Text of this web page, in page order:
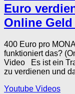
Euro
Online
400 Euro pro
funktioniert das?
Video Es ist ein
zu verdienen und
Youtube Videos